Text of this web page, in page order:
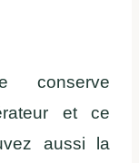
conserve
et ce
aussi la